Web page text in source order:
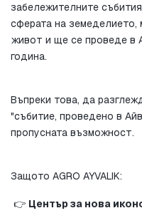
забележителните
сферата на земеделието,
живот и ще се проведе в
година.
Въпреки това, да
"събитие, проведено в
пропусната възможност.
Защото AGRO AYVALIK:
👉 Център за нова